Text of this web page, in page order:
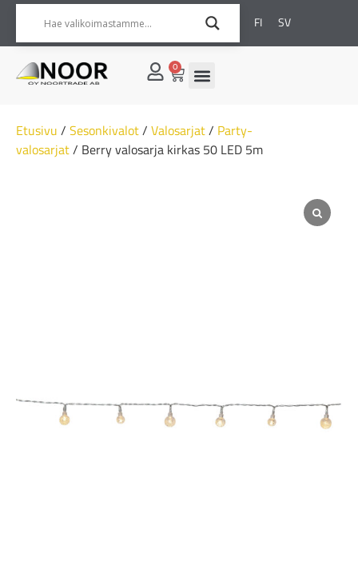
FI SV
0
Etusivu / Sesonkivalot/ Valosarjat/ Party-
valosarjat/ Berry valosarja kirkas 50 LED 5m